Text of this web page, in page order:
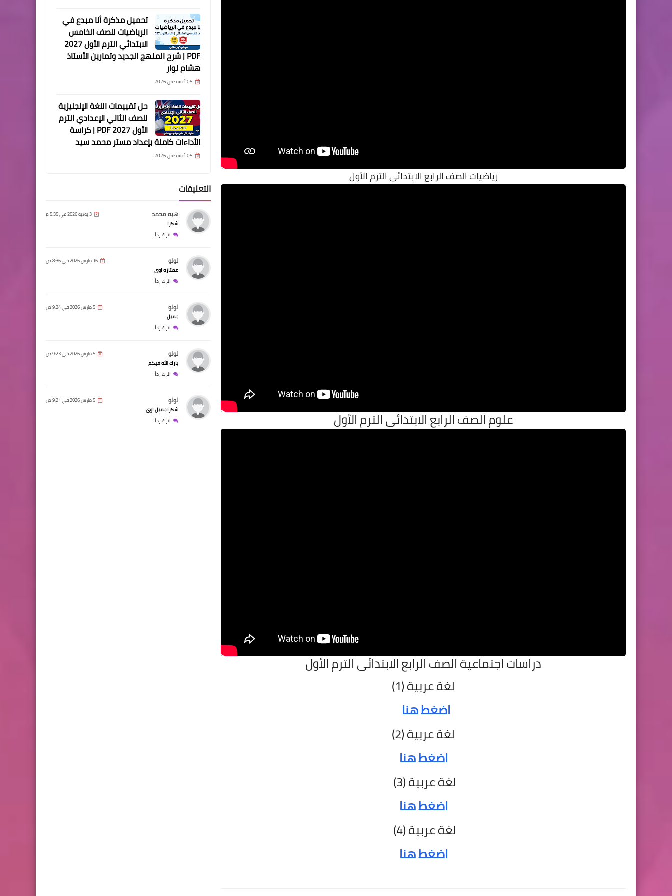
رياضيات الصف الرابع الابتدائى الترم الأول
علوم الصف الرابع الابتدائى الترم الأول
دراسات اجتماعية الصف الرابع الابتدائى الترم الأول
لغة عربية (1)
اضغط هنا
لغة عربية (2)
اضغط هنا
لغة عربية (3)
اضغط هنا
لغة عربية (4)
اضغط هنا
تحميل مذكرة أنا مبدع في
الرياضيات للصف الخامس
الابتدائي الترم الأول 2027
PDF | شرح المنهج الجديد وتمارين الأستاذ
هشام نوار
05 أغسطس 2026
حل تقييمات اللغة الإنجليزية
للصف الثاني الإعدادي الترم
الأول 2027 PDF | كراسة
الأداءات كاملة بإعداد مستر محمد سيد
05 أغسطس 2026
التعليقات
هبه محمد 3 يونيو 2026 في 5:35 م
شكرا
اترك رداً
لولو 16 مارس 2026 في 8:36 ص
ممتازه اوى
اترك رداً
لولو 5 مارس 2026 في 9:24 ص
جميل
اترك رداً
لولو 5 مارس 2026 في 9:23 ص
بارك الله فيكم
اترك رداً
لولو 5 مارس 2026 في 9:21 ص
شكرا جميل اوى
اترك رداً